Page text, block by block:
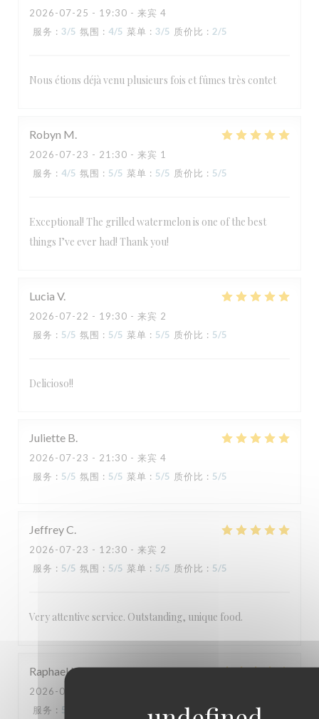
2026-07-25 - 19:30 - 来宾 4
服务 : 3/5 氛围 : 4/5 菜单 : 3/5 质价比 : 2/5
Nous étions déjà venu plusieurs fois et fûmes très contet
Robyn M
2026-07-23 - 21:30 - 来宾 1
服务 : 4/5 氛围 : 5/5 菜单 : 5/5 质价比 : 5/5
Exceptional! The grilled watermelon is one of the best
things I’ve ever had! Thank you!
Lucia V
2026-07-22 - 19:30 - 来宾 2
服务 : 5/5 氛围 : 5/5 菜单 : 5/5 质价比 : 5/5
Delicioso!!
Juliette B
2026-07-23 - 21:30 - 来宾 4
服务 : 5/5 氛围 : 5/5 菜单 : 5/5 质价比 : 5/5
JeffreyC
2026-07-23 - 12:30 - 来宾 2
服务 : 5/5 氛围 : 5/5 菜单 : 5/5 质价比 : 5/5
Very attentive service. Outstanding, unique food.
RaphaelN
2026-07-21
服务 : 5 质价比 : 3